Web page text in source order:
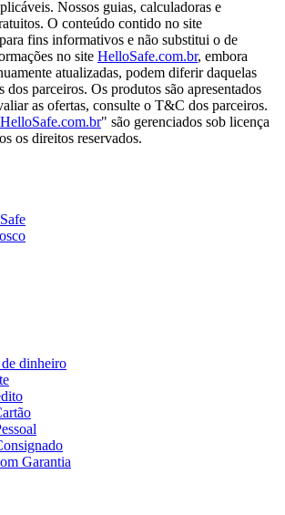
Nossos guias, calculadoras e
O conteúdo contido no site
fins informativos e não substitui o de
no site HelloSafe.com.br, embora
atualizadas, podem diferir daquelas
dos parceiros. Os produtos são apresentados
as ofertas, consulte o T&C dos parceiros.
HelloSafe.com.br" são gerenciados sob licença
os direitos reservados.
dinheiro
Garantia